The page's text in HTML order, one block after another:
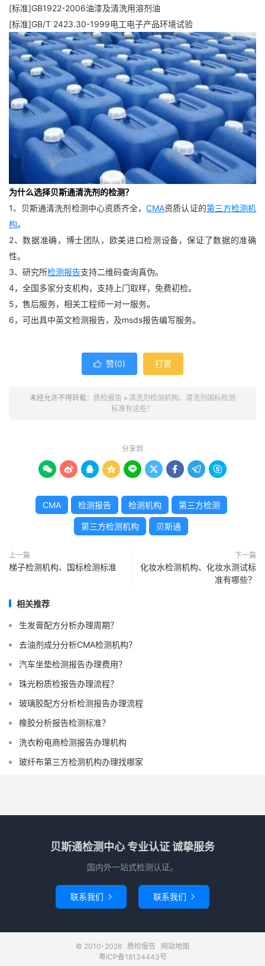
[标准]GB1922-2006油漆及清洗用溶剂油
[标准]GB/T 2423.30-1999电工电子产品环境试验
为什么选择贝斯通清洗剂的检测？
1、贝斯通清洗剂检测中心资质齐全，CMA资质认证的第三方检测机
构。
2、数据准确，博士团队，欧美进口检测设备，保证了数据的准确
性。
3、研究所检测报告支持二维码查询真伪。
4，全国多家分支机构，支持上门取样，免费初检。
5，售后服务，相关工程师一对一服务。
6，可出具中英文检测报告，及msds报告编写服务。
 赞(0) 打赏
未经允许不得转载： 质检报告 » 清洗剂检测机构、清洗剂国标检测
标准有这些！
分享到
        
CMA 检测报告 检测机构 第三方检测
第三方检测机构 贝斯通
上一篇
梯子检测机构、国标检测标准
下一篇
化妆水检测机构、化妆水测试标
准有哪些？
相关推荐
生发膏配方分析办理周期？
去油剂成分分析CMA检测机构？
汽车坐垫检测报告办理费用？
珠光粉质检报告办理流程？
玻璃胶配方分析检测报告办理流程
橡胶分析报告检测标准？
洗衣粉电商检测报告办理机构
玻纤布第三方检测机构办理找哪家
贝斯通检测中心 专业认证 诚挚服务
国内外一站式检测认证。
联系我们  联系我们 
© 2010-2026 质检报告
网站地图
粤ICP备18134443号